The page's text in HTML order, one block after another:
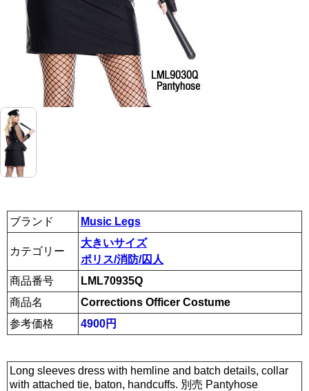
ブランド Music Legs
カテゴリー
大きいサイズ
ポリス/消防/囚人
商品番号
LML70935Q
商品名
Corrections Officer Costume
参考価格
4900円
Long sleeves dress with hemline and batch details, collar
with attached tie, baton, handcuffs. 別売 Pantyhose